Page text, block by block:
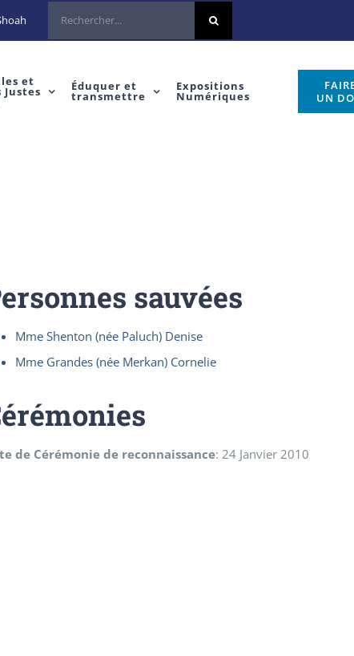
Rechercher
et
Justes Éduquer et
transmettre
Expositions
Numériques
UN
sauvées
Mme Shenton (née Paluch) Denise
Mme Grandes (née Merkan) Cornelie
de Cérémonie de reconnaissance: 24 Janvier 2010